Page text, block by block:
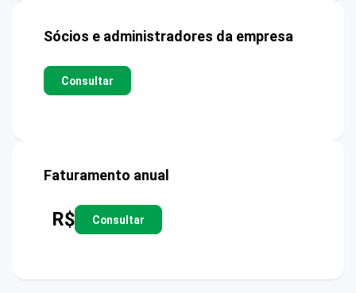
Sócios e administradores da empresa
Consultar
Faturamento anual
R$ Consultar